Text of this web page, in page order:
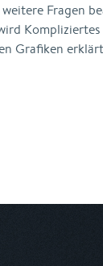
Fragen
Grafiken